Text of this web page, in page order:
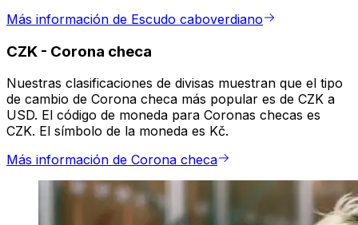
Más información de Escudo caboverdiano
CZK - Corona checa
Nuestras clasificaciones de divisas muestran que el tipo
de cambio de Corona checa más popular es de CZK a
USD. El código de moneda para Coronas checas es
CZK. El símbolo de la moneda es Kč.
Más información de Corona checa